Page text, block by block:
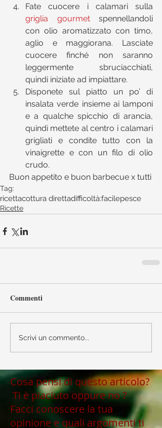
griglia gourmet spennellandoli
con olio aromatizzato con timo,
aglio e maggiorana. Lasciate
cuocere finché non saranno
leggermente sbruciacchiati,
quindi iniziate ad impiattare.
Disponete sul piatto un po’ di
insalata verde insieme ai lamponi
e a qualche spicchio di arancia,
quindi mettete al centro i calamari
grigliati e condite tutto con la
vinaigrette e con un filo di olio
crudo.
Buon appetito e buon barbecue x tutti
Tag:
ricettacottura direttadifficoltà:facilepesce
Ricette
Commenti
Scrivi un commento...
Cosa pensi di questo articolo?
Ti è piaciuto oppure no ?
Facci conoscere la tua
opinione e quali argomenti ti